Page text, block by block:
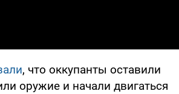
, что оккупанты оставили
оружие и начали двигаться